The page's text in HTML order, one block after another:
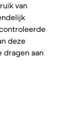
van
deze
dragen aan